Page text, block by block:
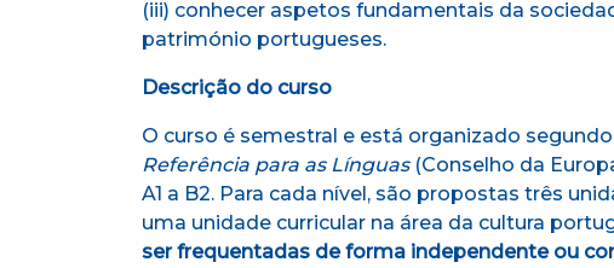
(iii) conhecer aspetos fundamentais da
património portugueses.
Descrição do curso
O curso é semestral e está organizado
Referência para as Línguas (Conselho da
A1 a B2. Para cada nível, são propostas três
uma unidade curricular na área da cultura
ser frequentadas de forma independente ou